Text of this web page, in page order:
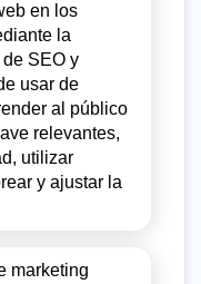
en los
la
SEO y
usar de
al público
relevantes,
utilizar
y ajustar la
marketing